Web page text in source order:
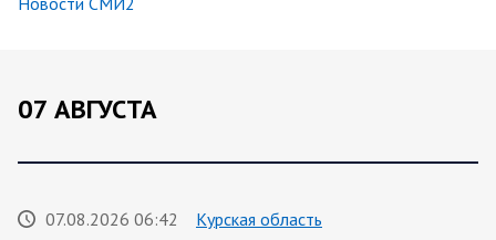
07 АВГУСТА
07.08.2026 06:42
Курская область